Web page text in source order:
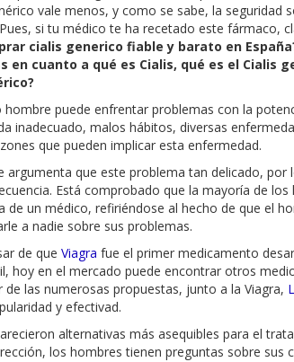
vale menos, y como se sabe, la seguridad
si tu médico te ha recetado este fármaco,
cialis generico fiable y barato en
en cuanto a qué es Cialis, qué es el Cialis
hombre puede enfrentar problemas con la
inadecuado, malos hábitos, diversas
que pueden implicar esta enfermedad.
argumenta que este problema tan delicado, por
Está comprobado que la mayoría de
de un médico, refiriéndose al hecho de que el
a nadie sobre sus problemas.
de queViagra fue el primer medicamento
hoy en el mercado puede encontrar otros
de las numerosas propuestas, junto a la Viagra,
y efectivad.
alternativas más asequibles para el
los hombres tienen preguntas sobre sus